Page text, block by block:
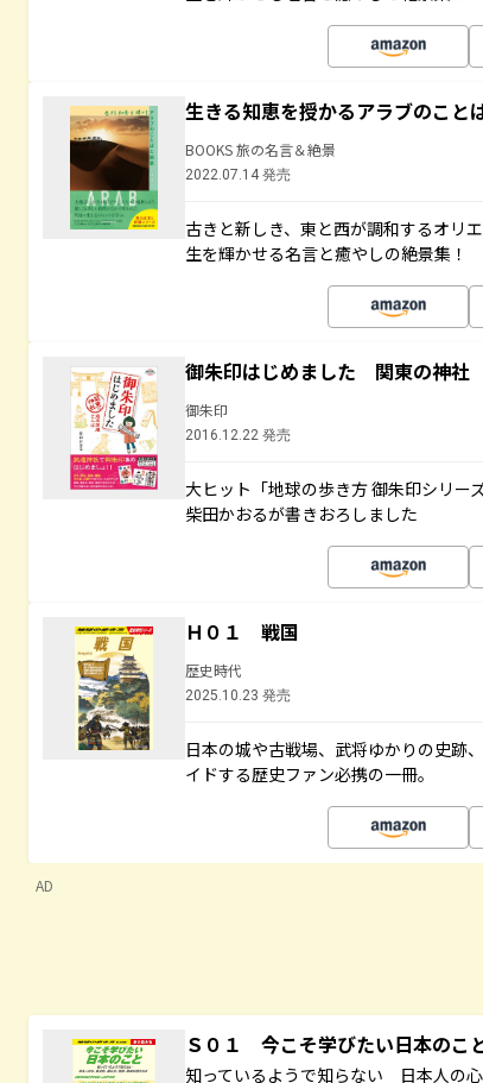
生きる知恵を授かるアラブのこと
BOOKS 旅の名言＆絶景
2022.07.14 発売
古きと新しき、東と西が調和するオリ
生を輝かせる名言と癒やしの絶景集！
御朱印はじめました 関東の神社
御朱印
2016.12.22 発売
大ヒット「地球の歩き方 御朱印シリー
柴田かおるが書きおろしました
Ｈ０１ 戦国
歴史時代
2025.10.23 発売
日本の城や古戦場、武将ゆかりの史跡
イドする歴史ファン必携の一冊。
AD
Ｓ０１ 今こそ学びたい日本のこ
知っているようで知らない 日本人の